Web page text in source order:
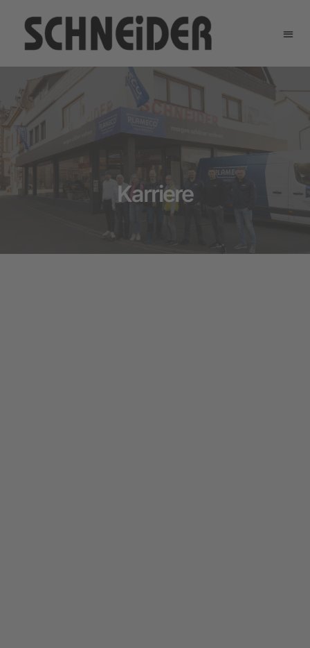
Karriere